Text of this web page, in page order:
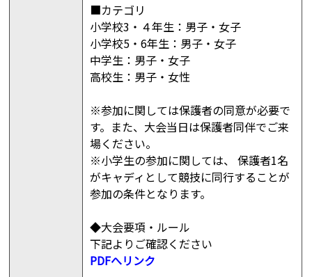
■カテゴリ
小学校3・４年生：男子・女子
小学校5・6年生：男子・女子
中学生：男子・女子
高校生：男子・女性
※参加に関しては保護者の同意が必要で
す。また、大会当日は保護者同伴でご来
場ください。
※小学生の参加に関しては、 保護者1名
がキャディとして競技に同行することが
参加の条件となります。
◆大会要項・ルール
下記よりご確認ください
PDFへリンク